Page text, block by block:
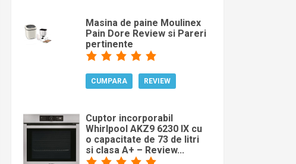
Masina de paine Moulinex
Pain Dore Review si Pareri
pertinente
CUMPARA REVIEW
Cuptor incorporabil
Whirlpool AKZ9 6230 IX cu
o capacitate de 73 de litri
si clasa A+ – Review...